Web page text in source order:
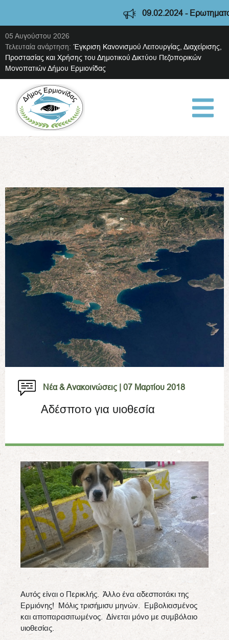
09.02.2024 -
05 Αυγούστου 2026
Τελευταία ανάρτηση: Έγκριση Κανονισμού Λειτουργίας, Διαχείρισης,
Προστασίας και Χρήσης του Δημοτικού Δικτύου Πεζοπορικών
Μονοπατιών Δήμου Ερμιονίδας
Νέα & Ανακοινώσεις | 07 Μαρτίου 2018
Αδέσποτο για υιοθεσία
Αυτός είναι ο Περικλής. Άλλο ένα αδεσποτάκι της
Ερμιόνης! Μόλις τρισήμισυ μηνών. Εμβολιασμένος
και αποπαρασιτωμένος. Δίνεται μόνο με συμβόλαιο
υιοθεσίας.